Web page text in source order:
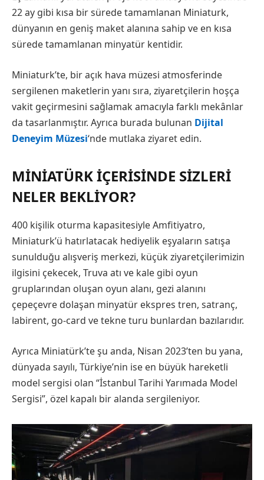
22 ay gibi kısa bir sürede tamamlanan Miniaturk,
dünyanın en geniş maket alanına sahip ve en kısa
sürede tamamlanan minyatür kentidir.
Miniaturk’te, bir açık hava müzesi atmosferinde
sergilenen maketlerin yanı sıra, ziyaretçilerin hoşça
vakit geçirmesini sağlamak amacıyla farklı mekânlar
da tasarlanmıştır. Ayrıca burada bulunan Dijital
Deneyim Müzesi‘nde mutlaka ziyaret edin.
MINIATÜRK İÇERISINDE SIZLERI
NELER BEKLIYOR?
400 kişilik oturma kapasitesiyle Amfitiyatro,
Miniaturk’ü hatırlatacak hediyelik eşyaların satışa
sunulduğu alışveriş merkezi, küçük ziyaretçilerimizin
ilgisini çekecek, Truva atı ve kale gibi oyun
gruplarından oluşan oyun alanı, gezi alanını
çepeçevre dolaşan minyatür ekspres tren, satranç,
labirent, go-card ve tekne turu bunlardan bazılarıdır.
Ayrıca Miniatürk’te şu anda, Nisan 2023’ten bu yana,
dünyada sayılı, Türkiye’nin ise en büyük hareketli
model sergisi olan “İstanbul Tarihi Yarımada Model
Sergisi”, özel kapalı bir alanda sergileniyor.